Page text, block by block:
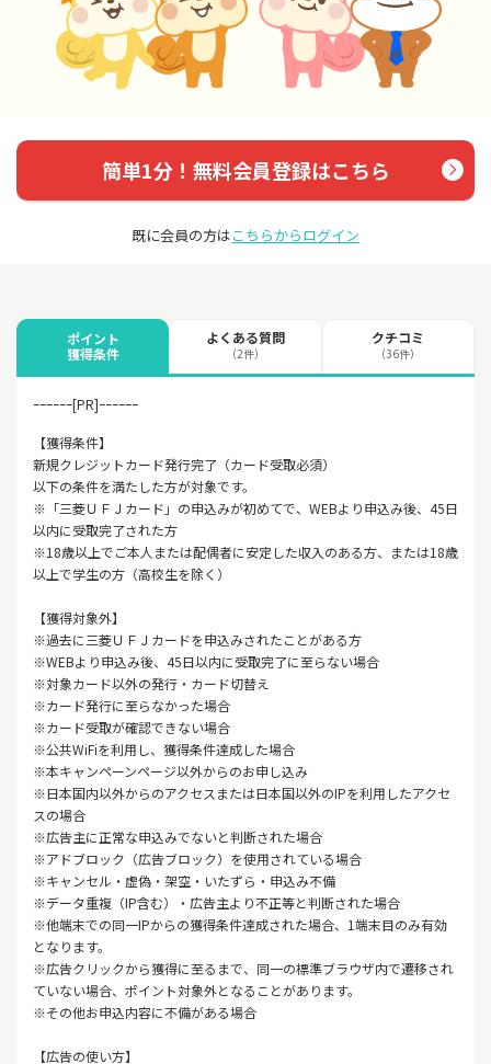
簡単1分！無料会員登録はこちら
既に会員の方はこちらからログイン
ポイント
獲得条件
よくある質問
（2件）
クチコミ
（36件）
ｰｰｰｰｰｰ[PR]ｰｰｰｰｰｰ
【獲得条件】
新規クレジットカード発行完了（カード受取必須）
以下の条件を満たした方が対象です。
※「三菱ＵＦＪカード」の申込みが初めてで、WEBより申込み後、45日
以内に受取完了された方
※18歳以上でご本人または配偶者に安定した収入のある方、または18歳
以上で学生の方（高校生を除く）
【獲得対象外】
※過去に三菱ＵＦＪカードを申込みされたことがある方
※WEBより申込み後、45日以内に受取完了に至らない場合
※対象カード以外の発行・カード切替え
※カード発行に至らなかった場合
※カード受取が確認できない場合
※公共WiFiを利用し、獲得条件達成した場合
※本キャンペーンページ以外からのお申し込み
※日本国内以外からのアクセスまたは日本国以外のIPを利用したアクセ
スの場合
※広告主に正常な申込みでないと判断された場合
※アドブロック（広告ブロック）を使用されている場合
※キャンセル・虚偽・架空・いたずら・申込み不備
※データ重複（IP含む）・広告主より不正等と判断された場合
※他端末での同一IPからの獲得条件達成された場合、1端末目のみ有効
となります。
※広告クリックから獲得に至るまで、同一の標準ブラウザ内で遷移され
ていない場合、ポイント対象外となることがあります。
※その他お申込内容に不備がある場合
【広告の使い方】